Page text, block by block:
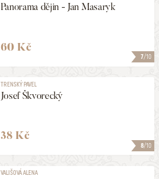
7/10
Panorama dějin - Jan Masaryk
60 Kč
8/10
TRENSKÝ PAVEL
Josef Škvorecký
38 Kč
VALIŠOVÁ ALENA